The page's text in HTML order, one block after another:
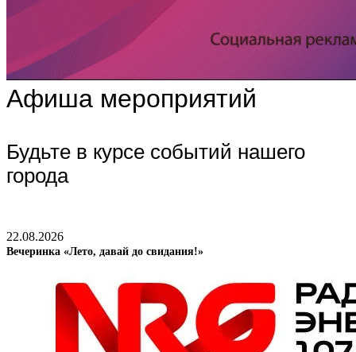
Афиша мероприятий
Будьте в курсе событий нашего
города
22.08.2026
Вечеринка «Лето, давай до свидания!»